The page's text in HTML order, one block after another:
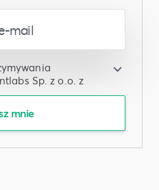
Sp. z o.o. z
który będzie
o
Regulamin
w każdym
w wiadomości
mnie